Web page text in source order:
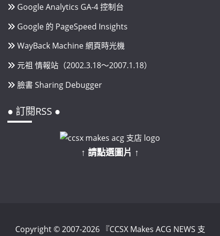
Google Analytics GA-4 控制台
Google 的 PageSpeed Insights
WayBack Machine 網頁時光機
元祖 情報站（2002.3.18～2007.1.18）
臉書 Sharing Debugger
● 訂閱RSS ●
↑ 請點選圖片 ↑
Copyright © 2007-2026 『CCSX Makes ACG NEWS 支